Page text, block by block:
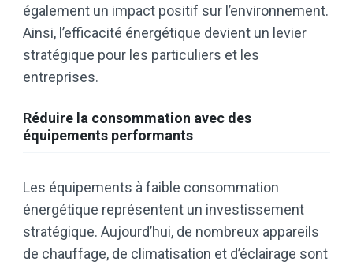
également un impact positif sur l’environnement.
Ainsi, l’efficacité énergétique devient un levier
stratégique pour les particuliers et les
entreprises.
Réduire la consommation avec des
équipements performants
Les équipements à faible consommation
énergétique représentent un investissement
stratégique. Aujourd’hui, de nombreux appareils
de chauffage, de climatisation et d’éclairage sont